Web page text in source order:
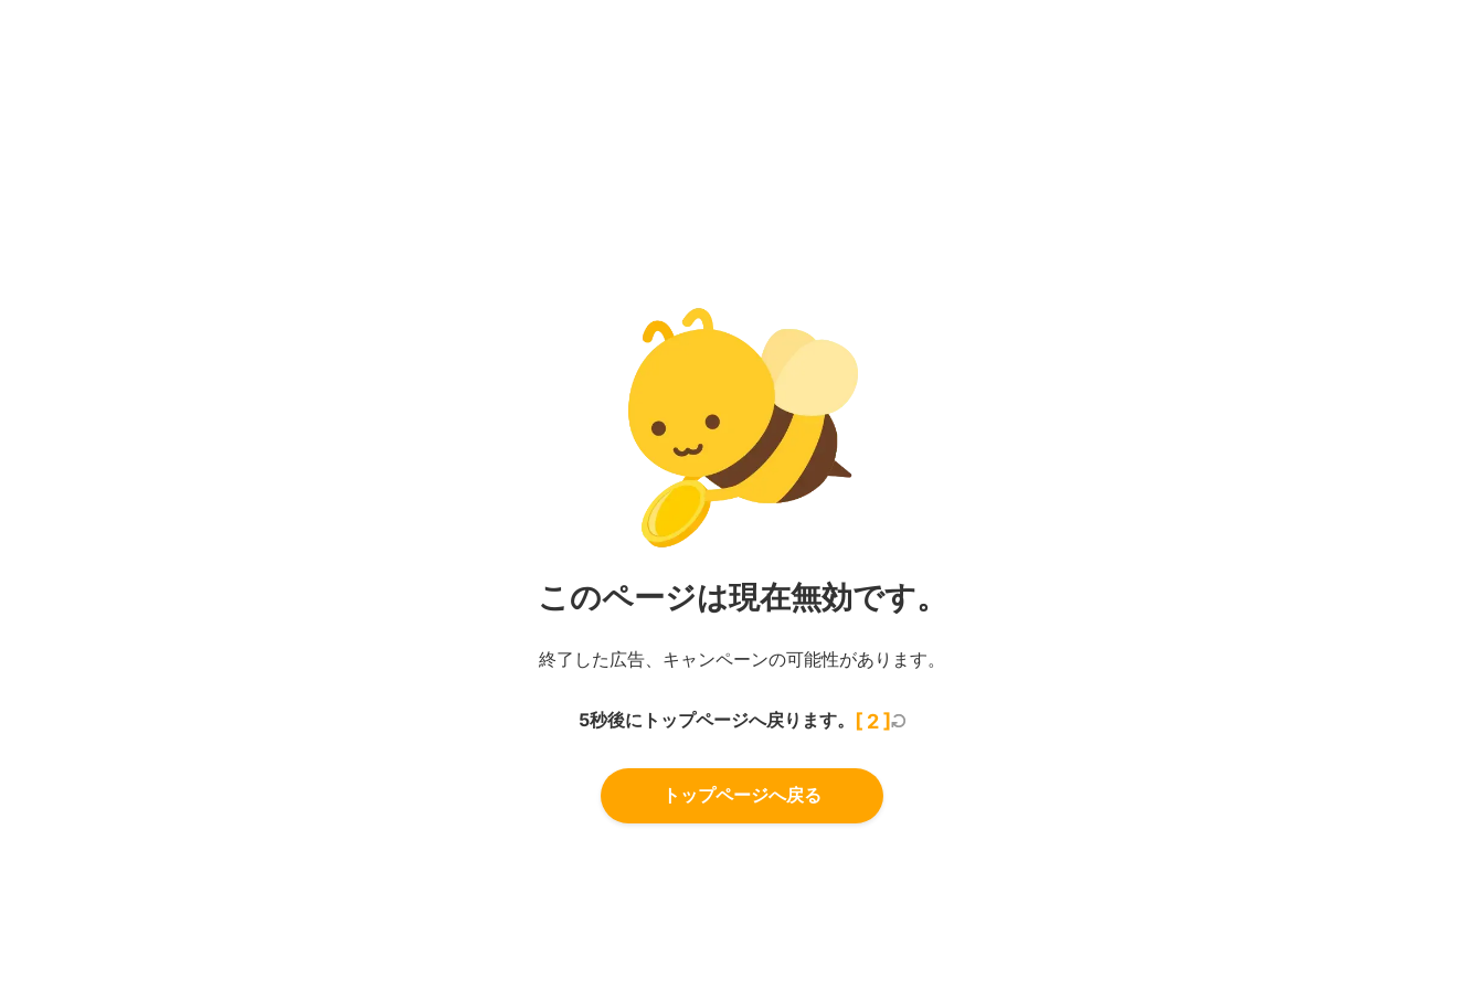
このページは現在無効です。
終了した広告、キャンペーンの可能性があります。
5秒後にトップページへ戻ります。 [ 2]
トップページへ戻る